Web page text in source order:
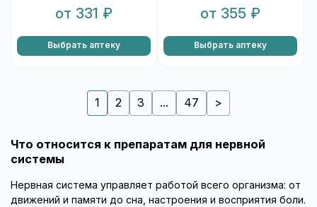
от 331 ₽
Выбрать аптеку
от 355 ₽
Выбрать аптеку
1 2 3 ... 47 >
Что относится к препаратам для нервной
системы
Нервная система управляет работой всего организма: от
движений и памяти до сна, настроения и восприятия боли.